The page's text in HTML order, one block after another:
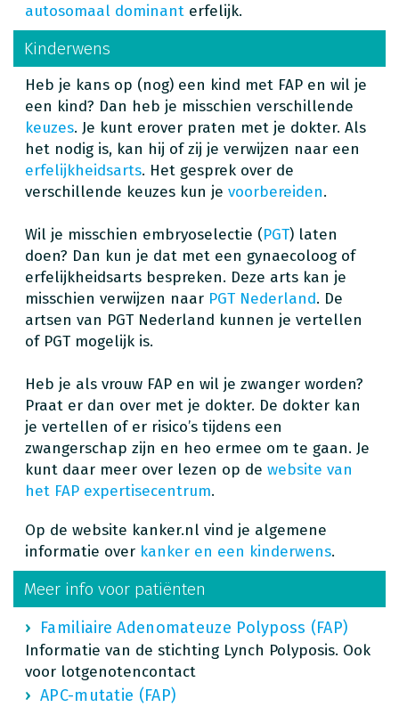
autosomaal dominant erfelijk.
Kinderwens
Heb je kans op (nog) een kind met FAP en wil je
een kind? Dan heb je misschien verschillende
keuzes. Je kunt erover praten met je dokter. Als
het nodig is, kan hij of zij je verwijzen naar een
erfelijkheidsarts. Het gesprek over de
verschillende keuzes kun je voorbereiden.
Wil je misschien embryoselectie (PGT) laten
doen? Dan kun je dat met een gynaecoloog of
erfelijkheidsarts bespreken. Deze arts kan je
misschien verwijzen naar PGT Nederland. De
artsen van PGT Nederland kunnen je vertellen
of PGT mogelijk is.
Heb je als vrouw FAP en wil je zwanger worden?
Praat er dan over met je dokter. De dokter kan
je vertellen of er risico’s tijdens een
zwangerschap zijn en heo ermee om te gaan. Je
kunt daar meer over lezen op de website van
het FAP expertisecentrum.
Op de website kanker.nl vind je algemene
informatie over kanker en een kinderwens.
Meer info voor patiënten
Familiaire Adenomateuze Polyposs (FAP)
Informatie van de stichting Lynch Polyposis. Ook
voor lotgenotencontact
APC-mutatie (FAP)